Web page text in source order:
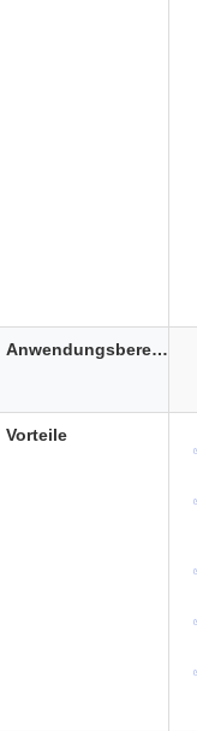
Anwendungsbereich
Vorteile